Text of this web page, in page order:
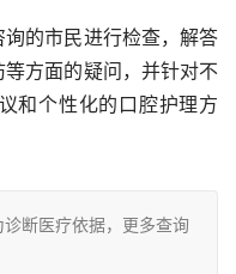
的市民进行检查，解答
方面的疑问，并针对不
和个性化的口腔护理方
断医疗依据，更多查询